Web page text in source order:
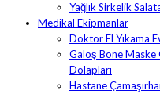
Yağlık Sirkelik
Medikal Ekipmanlar
Doktor El Yıkama
Galoş Bone Maske
Dolapları
Hastane